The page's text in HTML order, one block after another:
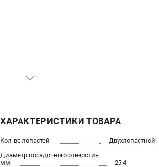
ХАРАКТЕРИСТИКИ ТОВАРА
Кол-во лопастей
Двухлопастной
Диаметр посадочного отверстия,
мм
25.4